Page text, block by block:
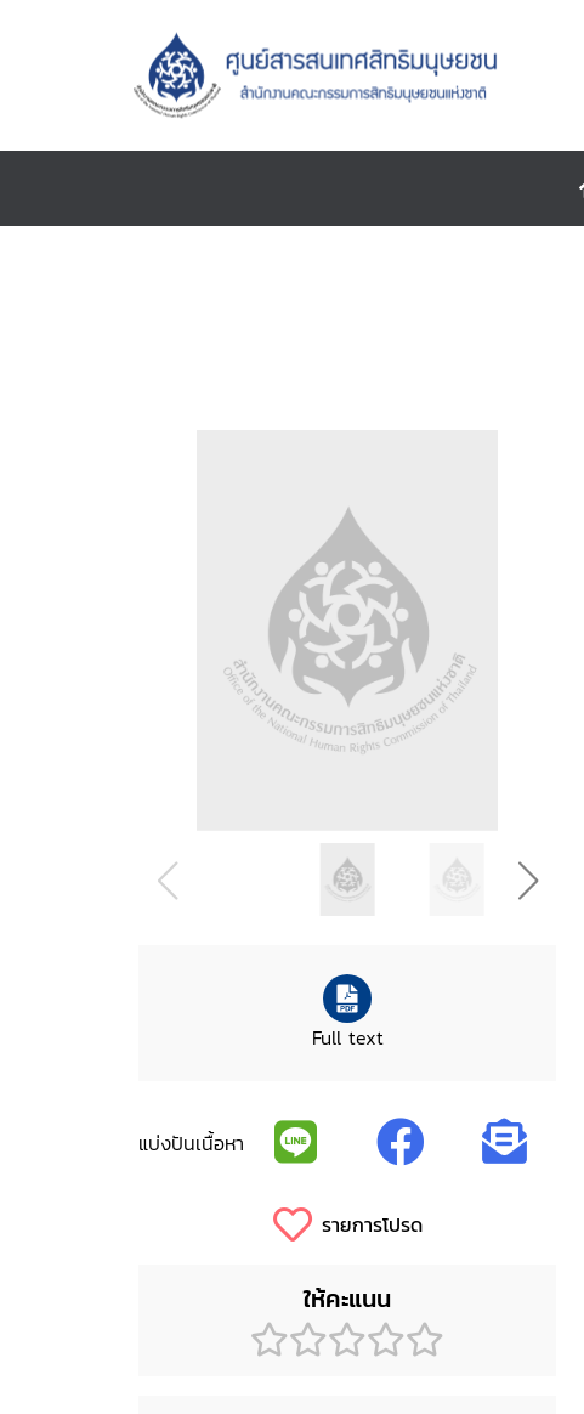
Full text
แบ่งปันเนื้อหา
รายการโปรด
ให้คะแนน